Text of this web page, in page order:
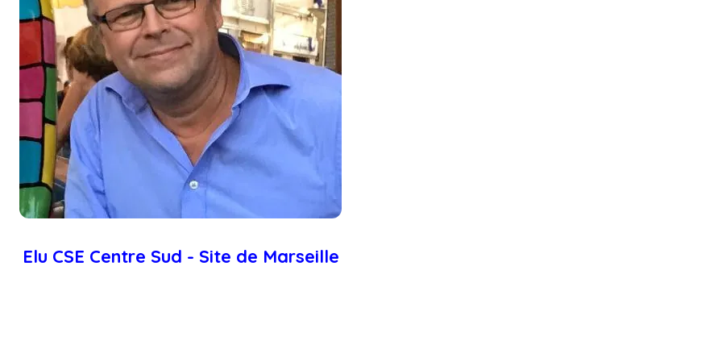
Elu CSE Centre Sud - Site de Marseille